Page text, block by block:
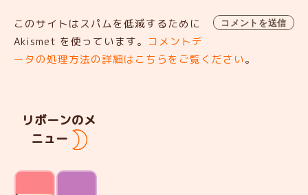
このサイトはスパムを低減するために
Akismet を使っています。 コメントデ
ータの処理方法の詳細はこちらをご覧ください。
リボーンのメ
ニュー